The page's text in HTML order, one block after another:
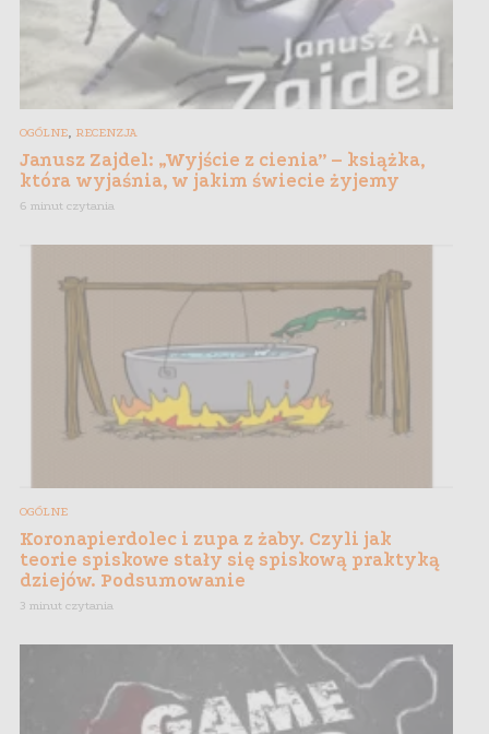
OGÓLNE, RECENZJA
Janusz Zajdel: „Wyjście z cienia” – książka,
która wyjaśnia, w jakim świecie żyjemy
6 minut czytania
OGÓLNE
Koronapierdolec i zupa z żaby. Czyli jak
teorie spiskowe stały się spiskową praktyką
dziejów. Podsumowanie
3 minut czytania